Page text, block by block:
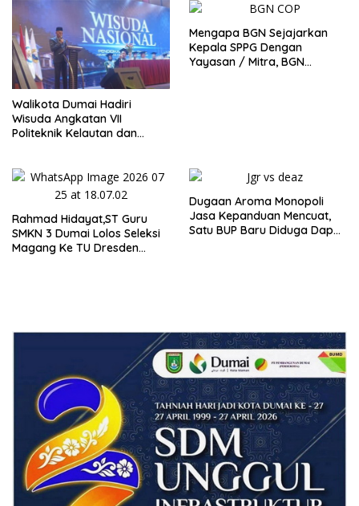
Berkompromi terhadap
Penegakan Hukum
RI
Walikota Dumai Hadiri
Wisuda Angkatan VII
Politeknik Kelautan dan
Mengapa BGN Sejajarkan
Kepala SPPG Dengan
Yayasan / Mitra, BGN
Rahmad Hidayat,ST Guru
SMKN 3 Dumai Lolos Seleksi
Magang Ke TU Dresden
Dugaan Aroma Monopoli
Jasa Kepanduan Mencuat,
Satu BUP Baru Diduga Dapat